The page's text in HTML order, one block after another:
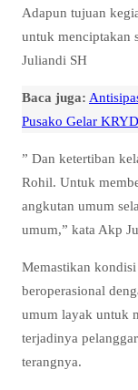
Adapun tujuan
untuk menciptakan
Juliandi SH
Baca juga:
Pusako Gelar KRYD
” Dan ketertiban
Rohil. Untuk
angkutan umum
umum,” kata Akp
Memastikan
beroperasional
umum layak untuk
terjadinya
terangnya.